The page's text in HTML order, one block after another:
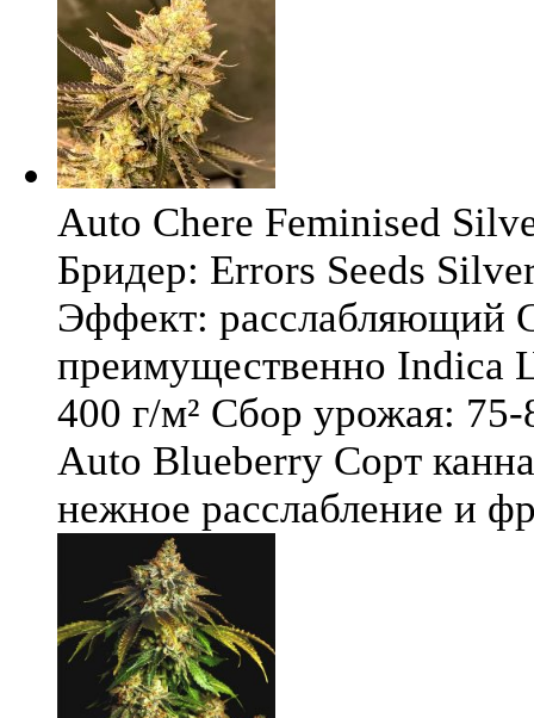
Auto Chere Feminised
Бридер: Errors Seeds
Эффект: расслабляющий
преимущественно Indica
400 г/м² Сбор урожая:
Auto Blueberry Сорт
нежное расслабление и